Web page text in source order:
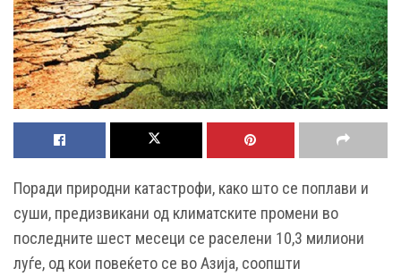
Поради природни катастрофи, како што се поплави и
суши, предизвикани од климатските промени во
последните шест месеци се раселени 10,3 милиони
луѓе, од кои повеќето се во Азија, соопшти